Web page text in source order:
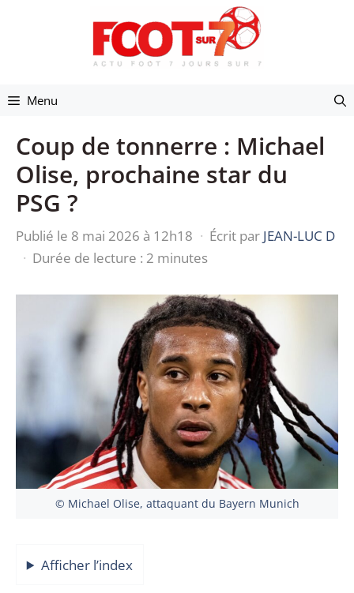
Menu
Coup de tonnerre : Michael
Olise, prochaine star du
PSG ?
Publié le 8 mai 2026 à 12h18 · Écrit par JEAN-LUC D
· Durée de lecture : 2 minutes
© Michael Olise, attaquant du Bayern Munich
Afficher l’index